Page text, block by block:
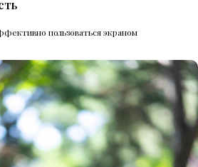
пользоваться экраном